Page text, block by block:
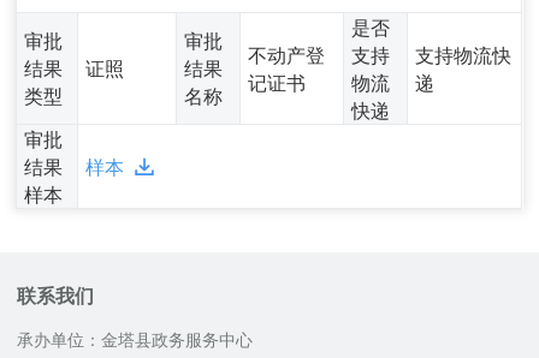
审批
结果
类型
证照
审批
结果
名称
不动产登
记证书
是否
支持
物流
快递
支持物流快
递
审批
结果
样本
样本
联系我们
承办单位：金塔县政务服务中心